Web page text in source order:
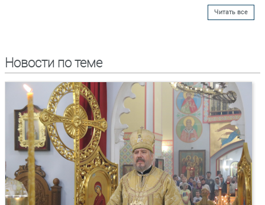
Читать все
Новости по теме